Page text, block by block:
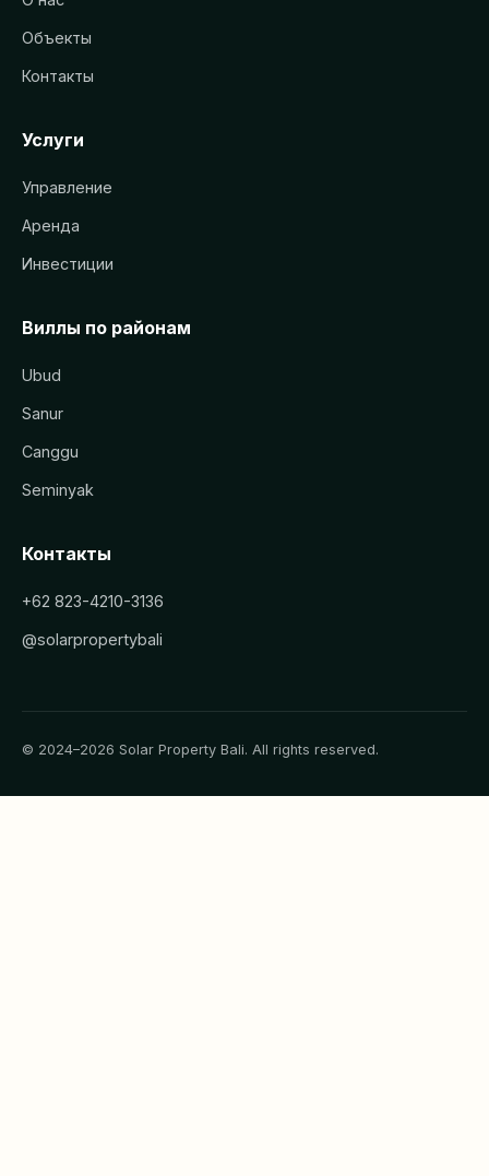
Объекты
Контакты
Услуги
Управление
Аренда
Инвестиции
Виллы по районам
Ubud
Sanur
Canggu
Seminyak
Контакты
+62 823-4210-3136
@solarpropertybali
© 2024–2026 Solar Property Bali. All rights reserved.